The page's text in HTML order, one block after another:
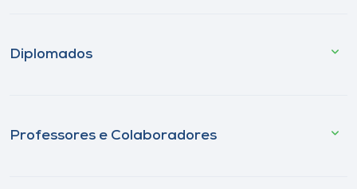
Diplomados
Professores e Colaboradores